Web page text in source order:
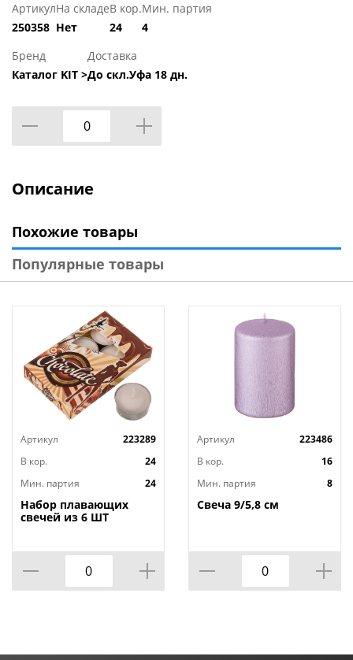
Артикул
250358
На складе
Нет
В кор.
24
Мин. партия
4
Бренд
Каталог KIT >
Доставка
До скл.Уфа 18 дн.
Описание
Похожие товары
Популярные товары
Артикул
223289
В кор.
24
Мин. партия
24
Набор плавающих
свечей из 6 ШТ
Артикул
223486
В кор.
16
Мин. партия
8
Свеча 9/5,8 см